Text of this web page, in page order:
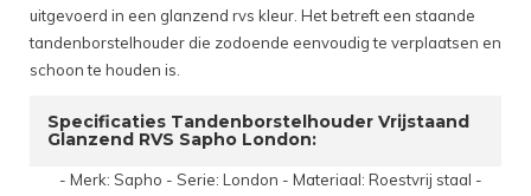
uitgevoerd in een glanzend rvs kleur. Het betreft een staande
tandenborstelhouder die zodoende eenvoudig te verplaatsen en
schoon te houden is.
Specificaties Tandenborstelhouder Vrijstaand
Glanzend RVS Sapho London:
- Merk: Sapho - Serie: London - Materiaal: Roestvrij staal -